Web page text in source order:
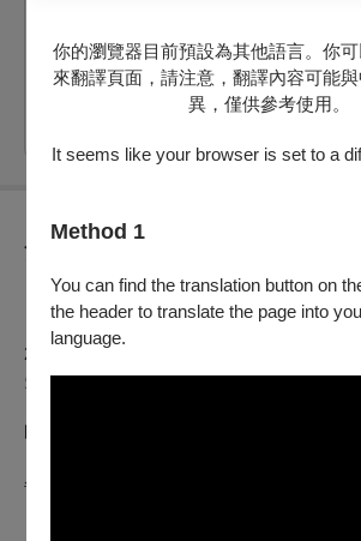
你的瀏覽器目前預設為其他語言。你
來翻譯頁面，請注意，翻譯內容可能
異，僅供參考使用。
It seems like your browser is set to a
Method 1
You can find the translation button on
the header to translate the page into
language.
票價： 550
購買
節目介紹
2026臺北藝穗節x
失物招領即興劇團
每一場演出，都是唯一一次的犯罪現場。